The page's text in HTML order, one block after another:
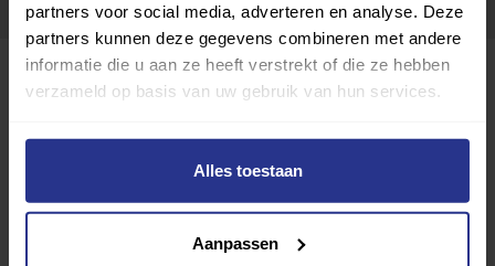
partners voor social media, adverteren en analyse. Deze
partners kunnen deze gegevens combineren met andere
informatie die u aan ze heeft verstrekt of die ze hebben
verzameld op basis van uw gebruik van hun services.
Alles toestaan
Aanpassen